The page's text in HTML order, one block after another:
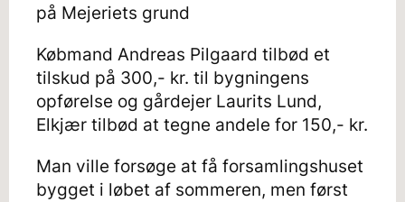
på Mejeriets grund
Købmand Andreas Pilgaard tilbød et
tilskud på 300,- kr. til bygningens
opførelse og gårdejer Laurits Lund,
Elkjær tilbød at tegne andele for 150,- kr.
Man ville forsøge at få forsamlingshuset
bygget i løbet af sommeren, men først